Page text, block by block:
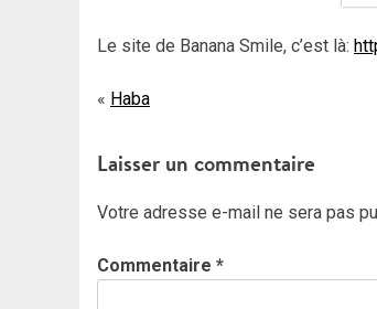
Le site de Banana Smile, c’est là:
Navigation
Haba
Laisser un commentaire
Votre adresse e-mail ne sera pas
Commentaire *